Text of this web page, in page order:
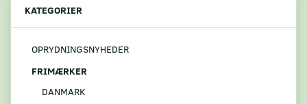
KATEGORIER
OPRYDNINGSNYHEDER
FRIMÆRKER
DANMARK